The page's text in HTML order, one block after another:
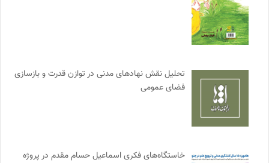
تحلیل نقش نهادهای مدنی در توازن قدرت و بازسازی
فضای عمومی
خاستگاه‌های فکری اسماعیل حسام مقدم در پروژه